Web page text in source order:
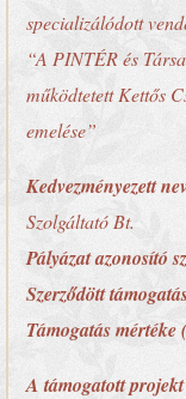
specializálódott
“A PINTÉR és
működtetett Kettős
emelése”
Kedvezményezett
Szolgáltató Bt.
Pályázat azonosító
Szerződött
Támogatás mértéke
A támogatott